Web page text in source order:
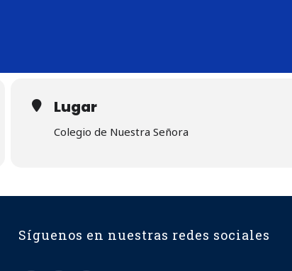
Lugar
Colegio de Nuestra Señora
Síguenos en nuestras redes sociales